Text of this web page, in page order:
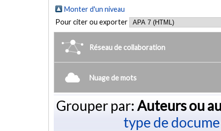
Monter d'un niveau
Pour citer ou exporter
Réseau de collaboration
Nuage de mots
Grouper par: Auteurs ou
type de